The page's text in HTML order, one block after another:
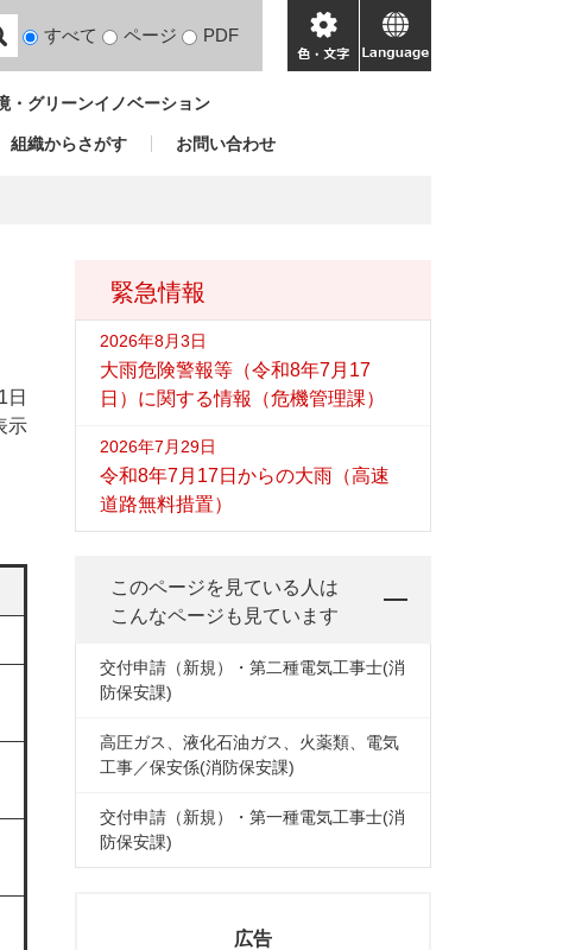
検
対
すべて ページ PDF
色・
文
language
・グリーンイノベーション
組織からさがす お問い合わせ
日
示
緊急情報
2026年8月3日
大雨危険警報等（令和8年7月17
日）に関する情報（危機管理課）
2026年7月29日
令和8年7月17日からの大雨（高速
道路無料措置）
このページを見ている人は
こんなページも見ています
交付申請（新規）・第二種電気工事士(消
防保安課)
高圧ガス、液化石油ガス、火薬類、電気
工事／保安係(消防保安課)
交付申請（新規）・第一種電気工事士(消
防保安課)
広告